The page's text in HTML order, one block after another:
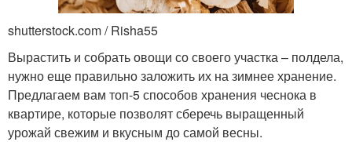
shutterstock.com / Risha55
Вырастить и собрать овощи со своего участка – полдела,
нужно еще правильно заложить их на зимнее хранение.
Предлагаем вам топ-5 способов хранения чеснока в
квартире, которые позволят сберечь выращенный
урожай свежим и вкусным до самой весны.